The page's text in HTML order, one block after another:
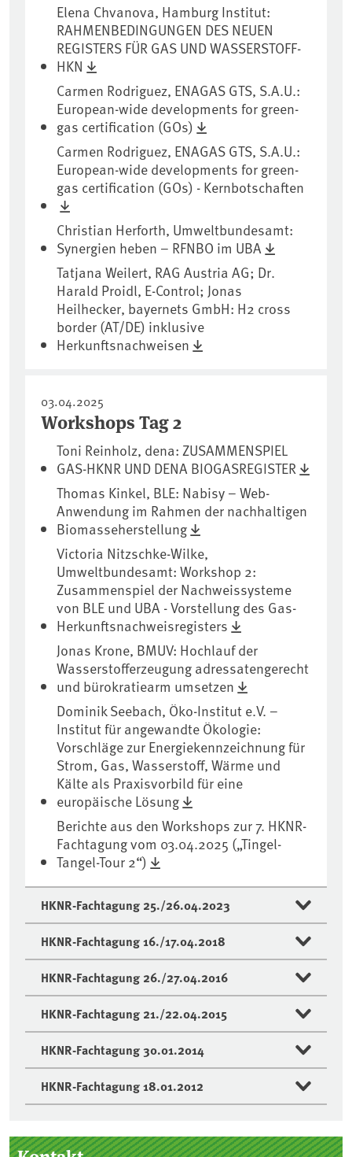
Elena Chvanova, Hamburg Institut:
RAHMENBEDINGUNGEN DES NEUEN
REGISTERS FÜR GAS UND WASSERSTOFF-
HKN
Carmen Rodriguez, ENAGAS GTS, S.A.U.:
European-wide developments for green-
gas certification (GOs)
Carmen Rodriguez, ENAGAS GTS, S.A.U.:
European-wide developments for green-
gas certification (GOs) - Kernbotschaften
Christian Herforth, Umweltbundesamt:
Synergien heben – RFNBO im UBA
Tatjana Weilert, RAG Austria AG; Dr.
Harald Proidl, E-Control; Jonas
Heilhecker, bayernets GmbH: H2 cross
border (AT/DE) inklusive
Herkunftsnachweisen
03.04.2025
Workshops Tag 2
Toni Reinholz, dena: ZUSAMMENSPIEL
GAS-HKNR UND DENA BIOGASREGISTER
Thomas Kinkel, BLE: Nabisy – Web-
Anwendung im Rahmen der nachhaltigen
Biomasseherstellung
Victoria Nitzschke-Wilke,
Umweltbundesamt: Workshop 2:
Zusammenspiel der Nachweissysteme
von BLE und UBA - Vorstellung des Gas-
Herkunftsnachweisregisters
Jonas Krone, BMUV: Hochlauf der
Wasserstofferzeugung adressatengerecht
und bürokratiearm umsetzen
Dominik Seebach, Öko-Institut e.V. –
Institut für angewandte Ökologie:
Vorschläge zur Energiekennzeichnung für
Strom, Gas, Wasserstoff, Wärme und
Kälte als Praxisvorbild für eine
europäische Lösung
Berichte aus den Workshops zur 7. HKNR-
Fachtagung vom 03.04.2025 („Tingel-
Tangel-Tour 2“)
HKNR-Fachtagung 25./26.04.2023
HKNR-Fachtagung 16./17.04.2018
HKNR-Fachtagung 26./27.04.2016
HKNR-Fachtagung 21./22.04.2015
HKNR-Fachtagung 30.01.2014
HKNR-Fachtagung 18.01.2012
Seitenleiste